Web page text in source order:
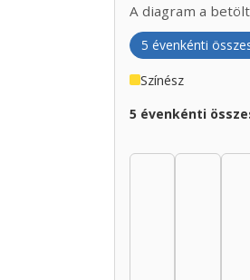
A diagram a
5 évenkénti
Színész
5 évenkénti